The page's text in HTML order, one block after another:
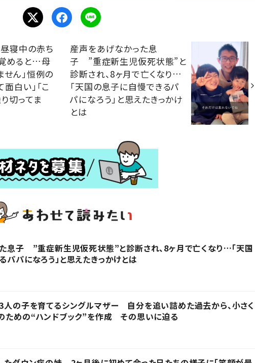
寝中の赤ち
めると…母
せん」恒例の
白い」「こ
切ってま
産声をあげなかった息
子 ”重症新生児仮死状態”と
診断され、8ヶ月で亡くなり…
「天国の息子に自慢できるパ
パになろう」と思えたきっかけ
とは
息子 ”重症新生児仮死状態”と診断され、8ヶ月で亡くなり…「天国
パパになろう」と思えたきっかけとは
の子を育てるシングルマザー 自分を追い詰めた過去から、小さく
ための“ハンドブック”を作成 その思いに迫る